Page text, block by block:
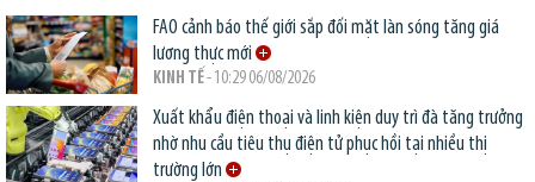
FAO cảnh báo thế giới sắp đối mặt làn sóng tăng giá
lương thực mới
KINH TẾ- 10:29 06/08/2026
Xuất khẩu điện thoại và linh kiện duy trì đà tăng trưởng
nhờ nhu cầu tiêu thụ điện tử phục hồi tại nhiều thị
trường lớn